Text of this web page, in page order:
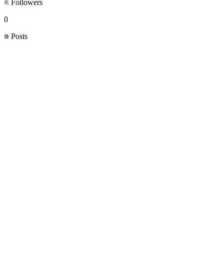
Followers
0
Posts